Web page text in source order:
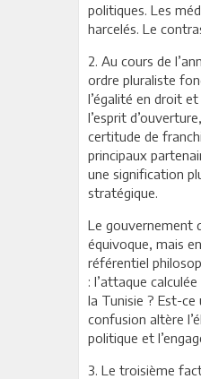
politiques. Les
harcelés. Le
2. Au cours de
ordre pluraliste
l’égalité en droit
l’esprit
certitude de
principaux
une signification
stratégique.
Le gouvernement
équivoque, mais
référentiel
: l’attaque
la Tunisie ? Est-
confusion altère
politique et
3. Le troisième